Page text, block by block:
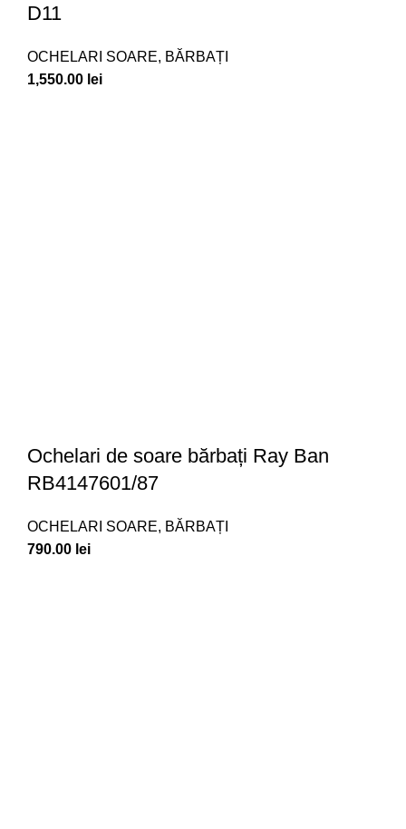
D11
OCHELARI SOARE, BĂRBAȚI
1,550.00 lei
Ochelari de soare bărbați Ray Ban
RB4147601/87
OCHELARI SOARE, BĂRBAȚI
790.00 lei